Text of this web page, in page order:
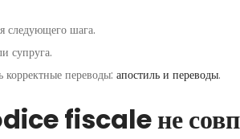
следующего шага.
супруга.
переводы: апостиль и переводы.
fiscale не